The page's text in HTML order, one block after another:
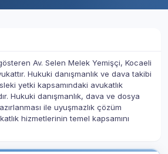
Av. Selen Melek Yemişçi, Kocaeli
Hukuki danışmanlık ve dava takibi
yetki kapsamındaki avukatlık
Hukuki danışmanlık, dava ve dosya
ile uyuşmazlık çözüm
hizmetlerinin temel kapsamını